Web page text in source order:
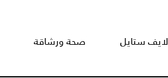
لايف ستايل صحة ورشاقة